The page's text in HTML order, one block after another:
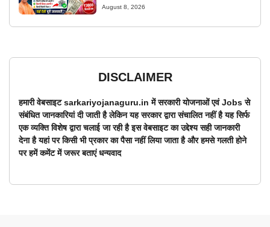
August 8, 2026
DISCLAIMER
हमारी वेबसाइट sarkariyojanaguru.in में सरकारी योजनाओं एवं Jobs से
संबंधित जानकारियां दी जाती है लेकिन यह सरकार द्वारा संचालित नहीं है यह सिर्फ
एक व्यक्ति विशेष द्वारा चलाई जा रही है इस वेबसाइट का उद्देश्य सही जानकारी
देना है यहां पर किसी भी प्रकार का पैसा नहीं लिया जाता है और हमसे गलती होने
पर हमें कमेंट में जरूर बताएं धन्यवाद